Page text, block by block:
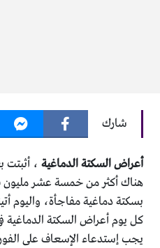
شارك
أعراض السكتة الدماغية ،
هناك أكثر من خمسة عشر مليون
بسكتة دماغية مفاجأة، واليوم
كل يوم أعراض السكتة الدماغية
يجب إستدعاء الإسعاف على